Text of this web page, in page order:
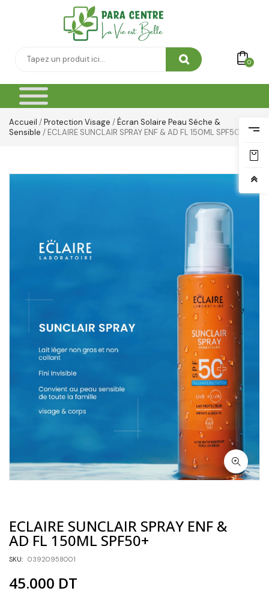
0
Accueil /Protection Visage /Écran Solaire Peau Séche &
Sensible / ECLAIRE SUNCLAIR SPRAY ENF & AD FL 150ML SPF50+
ECLAIRE SUNCLAIR SPRAY ENF &
AD FL 150ML SPF50+
SKU: 03920958001
45.000 DT